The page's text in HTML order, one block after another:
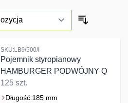
SKU:LB9/500/I
Pojemnik styropianowy
HAMBURGER PODWÓJNY Q
125 szt.
Długość:185 mm